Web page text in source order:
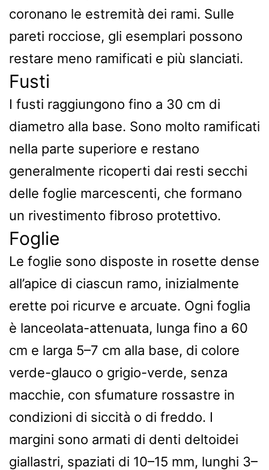
coronano le estremità dei rami. Sulle
pareti rocciose, gli esemplari possono
restare meno ramificati e più slanciati.
Fusti
I fusti raggiungono fino a 30 cm di
diametro alla base. Sono molto ramificati
nella parte superiore e restano
generalmente ricoperti dai resti secchi
delle foglie marcescenti, che formano
un rivestimento fibroso protettivo.
Foglie
Le foglie sono disposte in rosette dense
all’apice di ciascun ramo, inizialmente
erette poi ricurve e arcuate. Ogni foglia
è lanceolata-attenuata, lunga fino a 60
cm e larga 5–7 cm alla base, di colore
verde-glauco o grigio-verde, senza
macchie, con sfumature rossastre in
condizioni di siccità o di freddo. I
margini sono armati di denti deltoidei
giallastri, spaziati di 10–15 mm, lunghi 3–